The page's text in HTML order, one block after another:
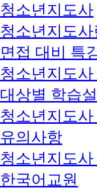
청소년지도사
청소년지도
면접 대비 특
청소년지도사
대상별 학습
청소년지도사
유의사항
청소년지도
한국어교원